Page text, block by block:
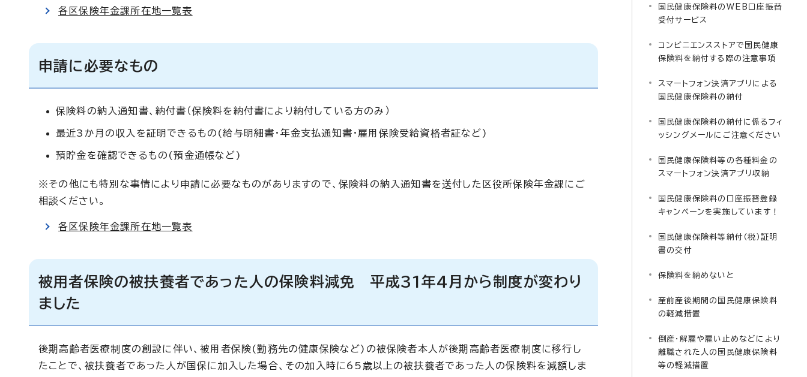
各区保険年金課所在地一覧表
申請に必要なもの
保険料の納入通知書、納付書（保険料を納付書により納付している方のみ）
最近3か月の収入を証明できるもの(給与明細書・年金支払通知書・雇用保険受給資格者証など)
預貯金を確認できるもの(預金通帳など)
※その他にも特別な事情により申請に必要なものがありますので、保険料の納入通知書を送付した区役所保険年金課にご
相談ください。
各区保険年金課所在地一覧表
被用者保険の被扶養者であった人の保険料減免 平成31年4月から制度が変わり
ました
後期高齢者医療制度の創設に伴い、被用者保険(勤務先の健康保険など)の被保険者本人が後期高齢者医療制度に移行し
たことで、被扶養者であった人が国保に加入した場合、その加入時に65歳以上の被扶養者であった人の保険料を減額しま
国民健康保険料のWEB口座振替
受付サービス
コンビニエンスストアで国民健康
保険料を納付する際の注意事項
スマートフォン決済アプリによる
国民健康保険料の納付
国民健康保険料の納付に係るフィ
ッシングメールにご注意ください
国民健康保険料等の各種料金の
スマートフォン決済アプリ収納
国民健康保険料の口座振替登録
キャンペーンを実施しています！
国民健康保険料等納付（税）証明
書の交付
保険料を納めないと
産前産後期間の国民健康保険料
の軽減措置
倒産・解雇や雇い止めなどにより
離職された人の国民健康保険料
等の軽減措置